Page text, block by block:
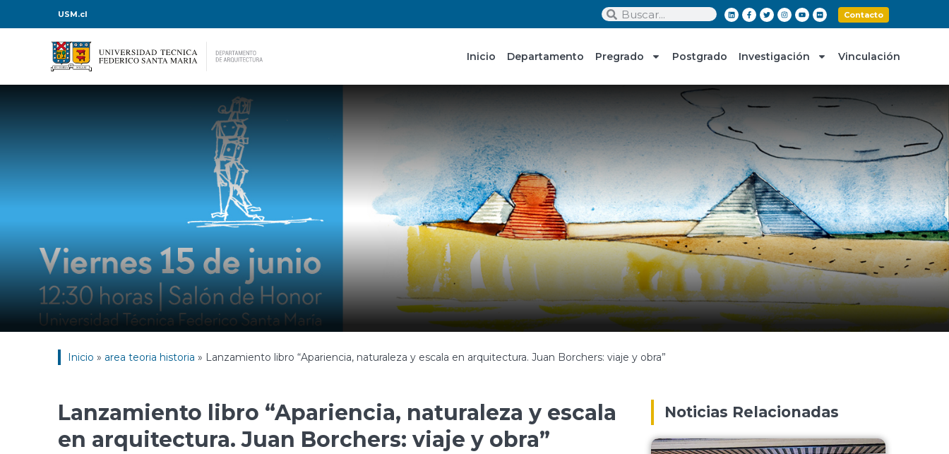
USM.cl Contacto
Inicio Departamento Pregrado Postgrado Investigación Vinculación
Inicio » area teoria historia » Lanzamiento libro “Apariencia, naturaleza y escala en arquitectura. Juan Borchers: viaje y obra”
Lanzamiento libro “Apariencia, naturaleza y escala
en arquitectura. Juan Borchers: viaje y obra”
Noticias Relacionadas